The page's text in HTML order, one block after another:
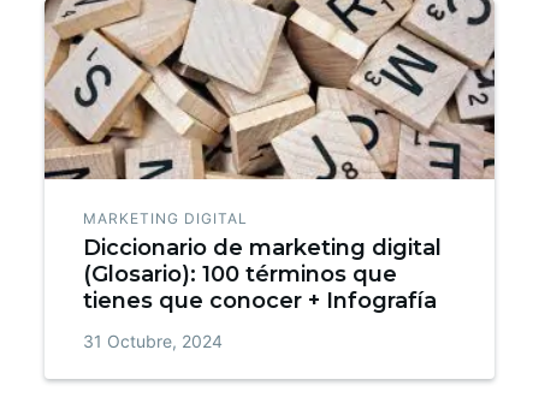
MARKETING DIGITAL
Diccionario de marketing digital
(Glosario): 100 términos que
tienes que conocer + Infografía
31 Octubre, 2024